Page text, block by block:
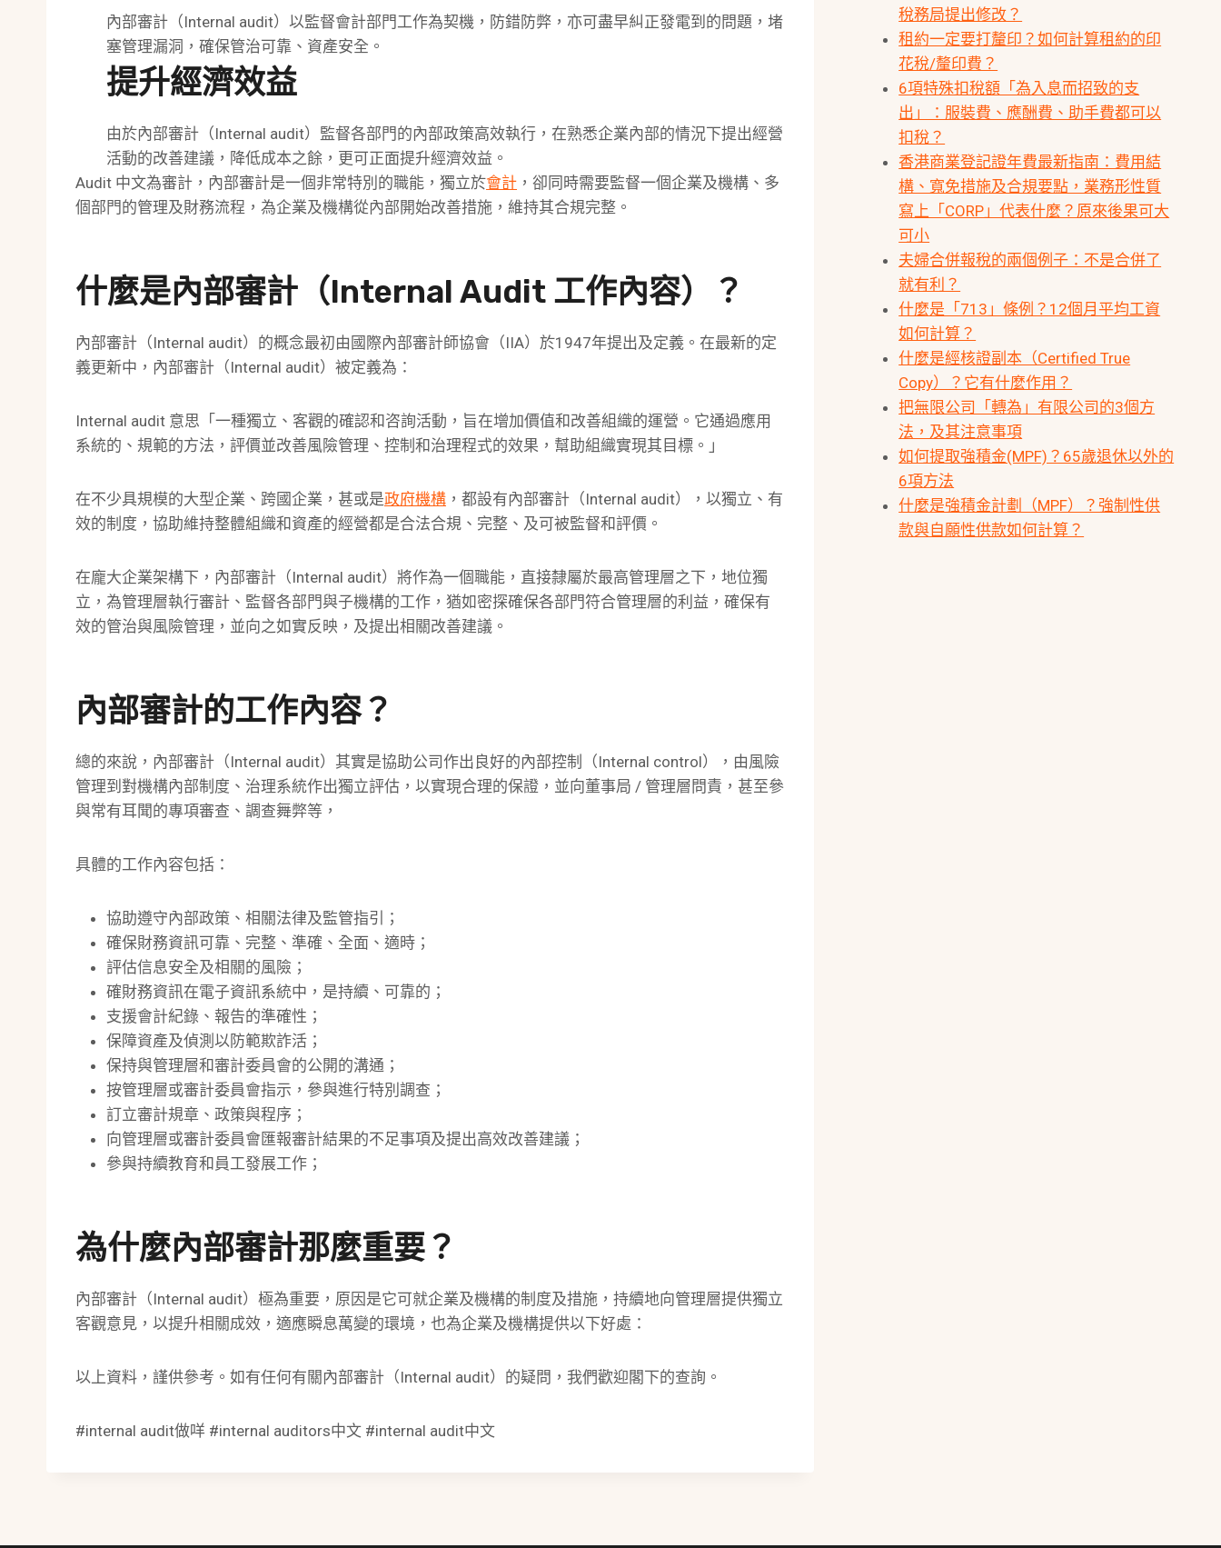
內部審計（Internal audit）以監督會計部門工作為契機，防錯防弊，亦可盡早糾正發電到的問題，堵
塞管理漏洞，確保管治可靠、資產安全。
提升經濟效益
由於內部審計（Internal audit）監督各部門的內部政策高效執行，在熟悉企業內部的情況下提出經營
活動的改善建議，降低成本之餘，更可正面提升經濟效益。
Audit 中文為審計，內部審計是一個非常特別的職能，獨立於會計 ，卻同時需要監督一個企業及機構、多
個部門的管理及財務流程，為企業及機構從內部開始改善措施，維持其合規完整。
什麼是內部審計（Internal Audit 工作內容）？
內部審計（Internal audit）的概念最初由國際內部審計師協會（IIA）於1947年提出及定義。在最新的定
義更新中，內部審計（Internal audit）被定義為：
Internal audit 意思「一種獨立、客觀的確認和咨詢活動，旨在增加價值和改善組織的運營。它通過應用
系統的、規範的方法，評價並改善風險管理、控制和治理程式的效果，幫助組織實現其目標。」
在不少具規模的大型企業、跨國企業，甚或是政府機構 ，都設有內部審計（Internal audit），以獨立、有
效的制度，協助維持整體組織和資產的經營都是合法合規、完整、及可被監督和評價。
在龐大企業架構下，內部審計（Internal audit）將作為一個職能，直接隸屬於最高管理層之下，地位獨
立，為管理層執行審計、監督各部門與子機構的工作，猶如密探確保各部門符合管理層的利益，確保有
效的管治與風險管理，並向之如實反映，及提出相關改善建議。
內部審計的工作內容？
總的來說，內部審計（Internal audit）其實是協助公司作出良好的內部控制（Internal control），由風險
管理到對機構內部制度、治理系統作出獨立評估，以實現合理的保證，並向董事局 / 管理層問責，甚至參
與常有耳聞的專項審查、調查舞弊等，
具體的工作內容包括：
協助遵守內部政策、相關法律及監管指引；
確保財務資訊可靠、完整、準確、全面、適時；
評估信息安全及相關的風險；
確財務資訊在電子資訊系統中，是持續、可靠的；
支援會計紀錄、報告的準確性；
保障資產及偵測以防範欺詐活；
保持與管理層和審計委員會的公開的溝通；
按管理層或審計委員會指示，參與進行特別調查；
訂立審計規章、政策與程序；
向管理層或審計委員會匯報審計結果的不足事項及提出高效改善建議；
參與持續教育和員工發展工作；
為什麼內部審計那麼重要？
內部審計（Internal audit）極為重要，原因是它可就企業及機構的制度及措施，持續地向管理層提供獨立
客觀意見，以提升相關成效，適應瞬息萬變的環境，也為企業及機構提供以下好處：
以上資料，謹供參考。如有任何有關內部審計（Internal audit）的疑問，我們歡迎閣下的查詢。
#internal audit做咩 #internal auditors中文 #internal audit中文
稅務局提出修改？
租約一定要打釐印？如何計算租約的印
花稅/釐印費？
6項特殊扣稅額「為入息而招致的支
出」：服裝費、應酬費、助手費都可以
扣稅？
香港商業登記證年費最新指南：費用結
構、寬免措施及合規要點，業務形性質
寫上「CORP」代表什麼？原來後果可大
可小
夫婦合併報稅的兩個例子：不是合併了
就有利？
什麼是「713」條例？12個月平均工資
如何計算？
什麼是經核證副本（Certified True
Copy）？它有什麼作用？
把無限公司「轉為」有限公司的3個方
法，及其注意事項
如何提取強積金(MPF)？65歲退休以外的
6項方法
什麼是強積金計劃（MPF）？強制性供
款與自願性供款如何計算？